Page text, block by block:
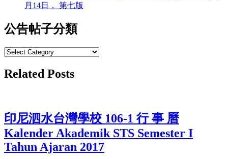
月14日， 第七版
公告帖子分類
公
帖
Related Posts
印尼泗水台灣學校 106-1 行 事 曆
Kalender Akademik STS Semester I
Tahun Ajaran 2017